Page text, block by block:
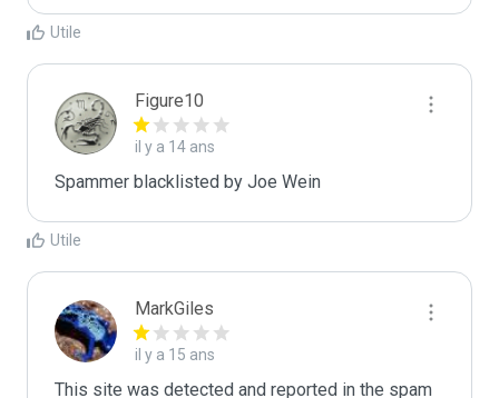
Utile
Figure10
il y a 14 ans
Spammer blacklisted by Joe Wein
Utile
MarkGiles
il y a 15 ans
This site was detected and reported in the spam